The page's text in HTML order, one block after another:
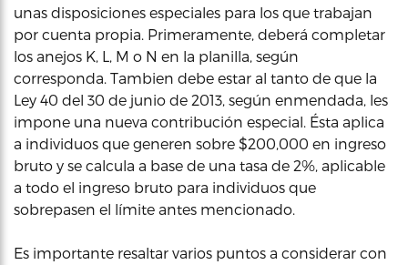
unas disposiciones especiales para los que trabajan
por cuenta propia. Primeramente, deberá completar
los anejos K, L, M o N en la planilla, según
corresponda. Tambien debe estar al tanto de que la
Ley 40 del 30 de junio de 2013, según enmendada, les
impone una nueva contribución especial. Ésta aplica
a individuos que generen sobre $200,000 en ingreso
bruto y se calcula a base de una tasa de 2%, aplicable
a todo el ingreso bruto para individuos que
sobrepasen el límite antes mencionado.
Es importante resaltar varios puntos a considerar con